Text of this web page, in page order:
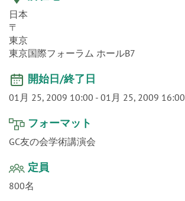
日本
〒
東京
東京国際フォーラム ホールB7
開始日/終了日
01月 25, 2009 10:00 - 01月 25, 2009 16:00
フォーマット
GC友の会学術講演会
定員
800名